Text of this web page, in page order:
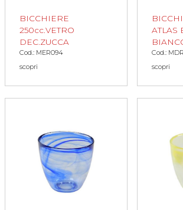
BICCHIERE
250cc.VETRO
DEC.ZUCCA
Cod.: MER094
scopri
ATLAS
Cod.:
scopri